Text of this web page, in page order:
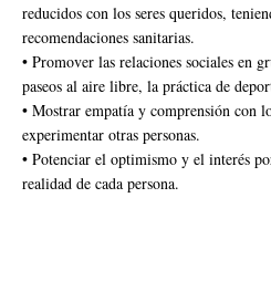
reducidos con los seres queridos,
recomendaciones sanitarias.
• Promover las relaciones sociales en
paseos al aire libre, la práctica de
• Mostrar empatía y comprensión con
experimentar otras personas.
• Potenciar el optimismo y el interés
realidad de cada persona.